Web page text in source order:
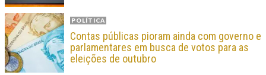
POLÍTICA
Contas públicas pioram ainda com governo e
parlamentares em busca de votos para as
eleições de outubro